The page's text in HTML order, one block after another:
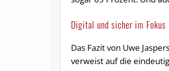
Digital und sicher im Fokus
Das Fazit von Uwe
verweist auf die